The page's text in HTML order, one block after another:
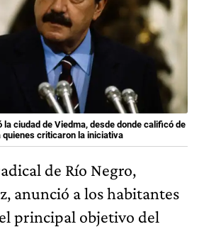
ciudad de Viedma, desde donde calificó de
quienes criticaron la iniciativa
de Río Negro,
anunció a los habitantes
principal objetivo del